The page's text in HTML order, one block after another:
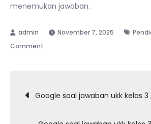
menemukan jawaban.
November 7, 2025
Comment
Kunci
Navigasi
Google soal jawaban ukk kelas